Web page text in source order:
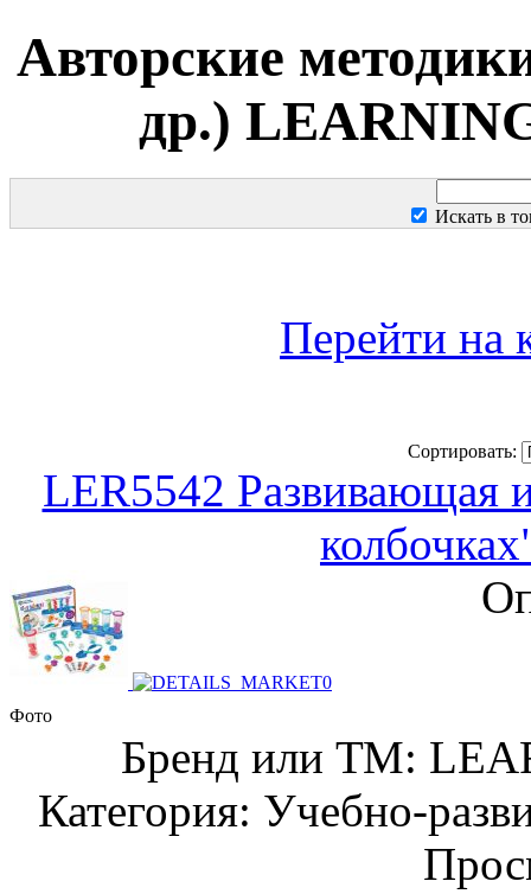
Авторские
др.)
Искать в
Перейти на
Сортировать:
LER5542 Развивающая
Фото
Бренд или ТМ:
Категория: Учебно-